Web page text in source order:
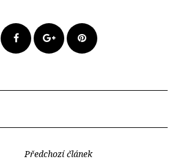
Předchozí článek